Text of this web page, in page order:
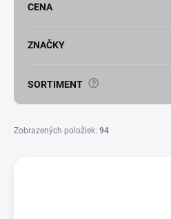
o
CENA
ZNAČKY
SORTIMENT ?
Zobrazených položiek: 94